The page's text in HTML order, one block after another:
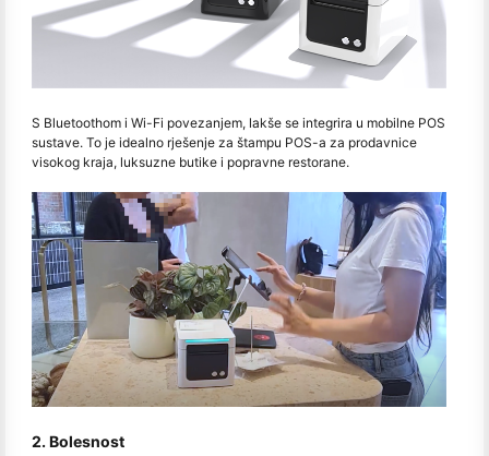
S Bluetoothom i Wi-Fi povezanjem, lakše se integrira u mobilne POS
sustave. To je idealno rješenje za štampu POS-a za prodavnice
visokog kraja, luksuzne butike i popravne restorane.
2. Bolesnost